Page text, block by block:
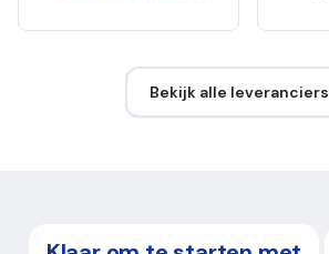
Bekijk alle leveranciers